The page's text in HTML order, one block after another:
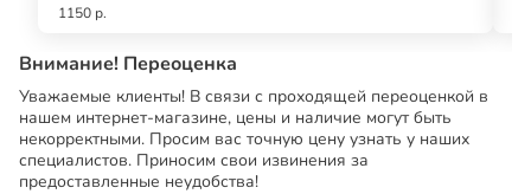
1150 р.
Внимание! Переоценка
Уважаемые клиенты! В связи с проходящей переоценкой в
нашем интернет-магазине, цены и наличие могут быть
некорректными. Просим вас точную цену узнать у наших
специалистов. Приносим свои извинения за
предоставленные неудобства!